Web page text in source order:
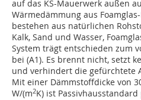
auf das KS-Mauerwerk außen
Wärmedämmung aus
bestehen aus natürlichen
Kalk, Sand und Wasser,
System trägt entschieden zum
bei (A1). Es brennt nicht, setzt
und verhindert die gefürchtete
Mit einer Dämmstoffdicke von
W/(m2K) ist